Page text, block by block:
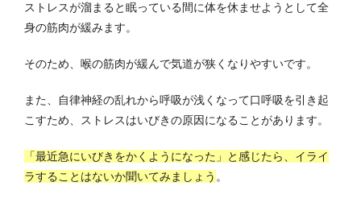
ストレスが溜まると眠っている間に体を休ませようとして全
身の筋肉が緩みます。
そのため、喉の筋肉が緩んで気道が狭くなりやすいです。
また、自律神経の乱れから呼吸が浅くなって口呼吸を引き起
こすため、ストレスはいびきの原因になることがあります。
「最近急にいびきをかくようになった」と感じたら、イライ
ラすることはないか聞いてみましょう 。